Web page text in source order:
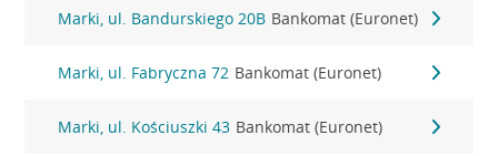
Marki, ul. Bandurskiego 20B Bankomat (Euronet)
Marki, ul. Fabryczna 72 Bankomat (Euronet)
Marki, ul. Kościuszki 43 Bankomat (Euronet)